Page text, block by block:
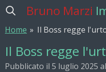
Vai
contenuto
principale
Bruno Marzi
Home » Il Boss regge
Il Boss regge
Pubblicato il 5 luglio 2025